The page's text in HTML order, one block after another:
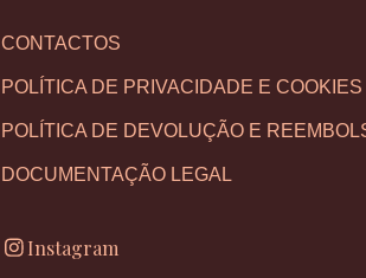
CONTACTOS
POLÍTICA DE PRIVACIDADE E COOKIES
POLÍTICA DE DEVOLUÇÃO E
DOCUMENTAÇÃO LEGAL
Instagram